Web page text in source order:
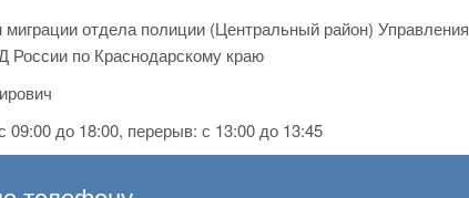
отдела полиции (Центральный район) Управления
России по Краснодарскому краю
09:00 до 18:00, перерыв: с 13:00 до 13:45